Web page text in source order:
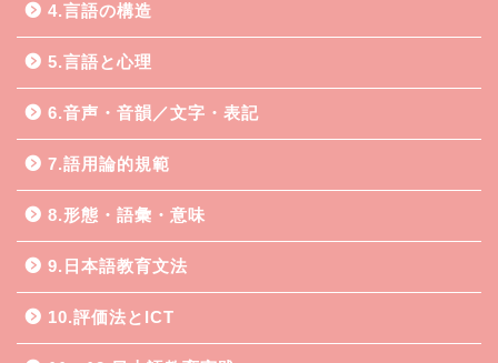
4.言語の構造
5.言語と心理
6.音声・音韻／文字・表記
7.語用論的規範
8.形態・語彙・意味
9.日本語教育文法
10.評価法とICT